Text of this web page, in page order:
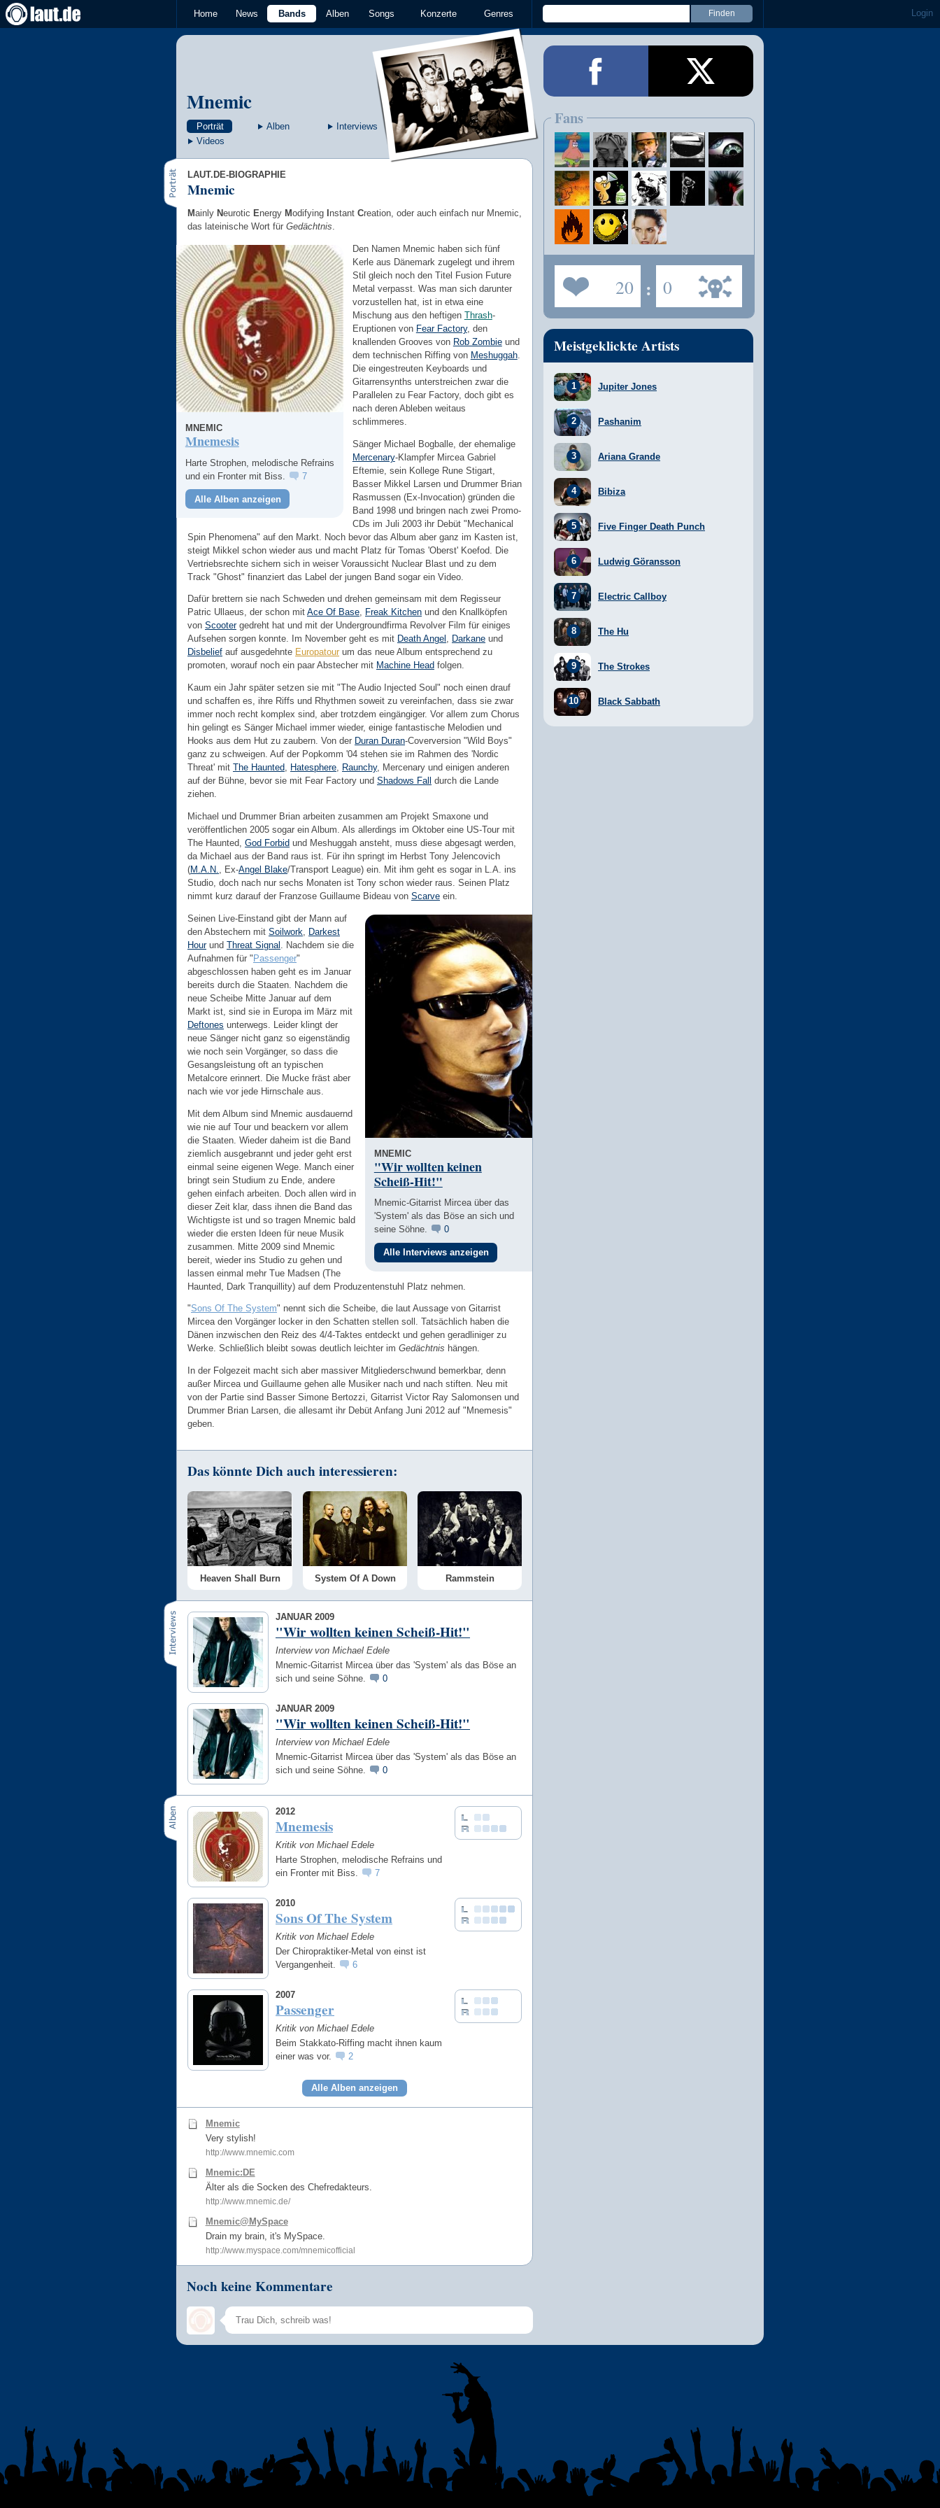
Home News Bands Alben Songs Konzerte Genres Login
Mnemic
Porträt Alben
Interviews
Videos
LAUT.DE-BIOGRAPHIE
Mnemic
Mainly Neurotic Energy Modifying nstant Creation, oder auch einfach nur Mnemic,
das lateinische Wort für Gedächtnis.
MNEMIC
Mnemesis
Harte Strophen, melodische Refrains
und ein Fronter mit Biss.
7
Alle Alben anzeigen
Den Namen Mnemic haben sich fünf
Kerle aus Dänemark zugelegt und ihrem
Stil gleich noch den Titel Fusion Future
Metal verpasst. Was man sich darunter
vorzustellen hat, ist in etwa eine
Mischung aus den heftigen Thrash-
Eruptionen von Fear Factory, den
knallenden Grooves von Rob Zombieund
dem technischen Riffing von Meshuggah.
Die eingestreuten Keyboards und
Gitarrensynths unterstreichen zwar die
Parallelen zu Fear Factory, doch gibt es
nach deren Ableben weitaus
schlimmeres.
Sänger Michael Bogballe, der ehemalige
Mercenary-Klampfer Mircea Gabriel
Eftemie, sein Kollege Rune Stigart,
Basser Mikkel Larsen und Drummer Brian
Rasmussen (Ex-Invocation) gründen die
Band 1998 und bringen nach zwei Promo-
CDs im Juli 2003 ihr Debüt "Mechanical
Spin Phenomena" auf den Markt. Noch bevor das Album aber ganz im Kasten ist,
steigt Mikkel schon wieder aus und macht Platz für Tomas 'Oberst' Koefod. Die
Vertriebsrechte sichern sich in weiser Voraussicht Nuclear Blast und zu dem
Track "Ghost" finanziert das Label der jungen Band sogar ein Video.
Dafür brettern sie nach Schweden und drehen gemeinsam mit dem Regisseur
Patric Ullaeus, der schon mit Ace Of Base, Freak Kitchen und den Knallköpfen
von Scootergedreht hat und mit der Undergroundfirma Revolver Film für einiges
Aufsehen sorgen konnte. Im November geht es mit Death Angel , Darkane und
Disbelief auf ausgedehnte Europatour um das neue Album entsprechend zu
promoten, worauf noch ein paar Abstecher mit Machine Head folgen.
Kaum ein Jahr später setzen sie mit "The Audio Injected Soul" noch einen drauf
und schaffen es, ihre Riffs und Rhythmen soweit zu vereinfachen, dass sie zwar
immer noch recht komplex sind, aber trotzdem eingängiger. Vor allem zum Chorus
hin gelingt es Sänger Michael immer wieder, einige fantastische Melodien und
Hooks aus dem Hut zu zaubern. Von der Duran Duran-Coverversion "Wild Boys"
ganz zu schweigen. Auf der Popkomm '04 stehen sie im Rahmen des 'Nordic
Threat' mit The Haunted, Hatesphere, Raunchy, Mercenary und einigen anderen
auf der Bühne, bevor sie mit Fear Factory und Shadows Fall durch die Lande
ziehen.
Michael und Drummer Brian arbeiten zusammen am Projekt Smaxone und
veröffentlichen 2005 sogar ein Album. Als allerdings im Oktober eine US-Tour mit
The Haunted, God Forbid und Meshuggah ansteht, muss diese abgesagt werden,
da Michael aus der Band raus ist. Für ihn springt im Herbst Tony Jelencovich
(M.A.N. , Ex-Angel Blake/Transport League) ein. Mit ihm geht es sogar in L.A. ins
Studio, doch nach nur sechs Monaten ist Tony schon wieder raus. Seinen Platz
nimmt kurz darauf der Franzose Guillaume Bideau von Scarve ein.
MNEMIC
"Wir wollten keinen
Scheiß-Hit!"
Mnemic-Gitarrist Mircea über das
'System' als das Böse an sich und
seine Söhne.
0
Alle Interviews anzeigen
Seinen Live-Einstand gibt der Mann auf
den Abstechern mit Soilwork
Darkest
Hourund Threat Signal
. Nachdem sie die
Aufnahmen für " Passenger"
abgeschlossen haben geht es im Januar
bereits durch die Staaten. Nachdem die
neue Scheibe Mitte Januar auf dem
Markt ist, sind sie in Europa im März mit
Deftones unterwegs. Leider klingt der
neue Sänger nicht ganz so eigenständig
wie noch sein Vorgänger, so dass die
Gesangsleistung oft an typischen
Metalcore erinnert. Die Mucke fräst aber
nach wie vor jede Hirnschale aus.
Mit dem Album sind Mnemic ausdauernd
wie nie auf Tour und beackern vor allem
die Staaten. Wieder daheim ist die Band
ziemlich ausgebrannt und jeder geht erst
einmal seine eigenen Wege. Manch einer
bringt sein Studium zu Ende, andere
gehen einfach arbeiten. Doch allen wird in
dieser Zeit klar, dass ihnen die Band das
Wichtigste ist und so tragen Mnemic bald
wieder die ersten Ideen für neue Musik
zusammen. Mitte 2009 sind Mnemic
bereit, wieder ins Studio zu gehen und
lassen einmal mehr Tue Madsen (The
Haunted, Dark Tranquillity) auf dem Produzentenstuhl Platz nehmen.
"Sons Of The System" nennt sich die Scheibe, die laut Aussage von Gitarrist
Mircea den Vorgänger locker in den Schatten stellen soll. Tatsächlich haben die
Dänen inzwischen den Reiz des 4/4-Taktes entdeckt und gehen geradliniger zu
Werke. Schließlich bleibt sowas deutlich leichter im Gedächtnis hängen.
In der Folgezeit macht sich aber massiver Mitgliederschwund bemerkbar, denn
außer Mircea und Guillaume gehen alle Musiker nach und nach stiften. Neu mit
von der Partie sind Basser Simone Bertozzi, Gitarrist Victor Ray Salomonsen und
Drummer Brian Larsen, die allesamt ihr Debüt Anfang Juni 2012 auf "Mnemesis"
geben.
Das könnte Dich auch interessieren:
Heaven Shall Burn System Of A Down Rammstein
JANUAR 2009
"Wir wollten keinen Scheiß-Hit!"
Interview von Michael Edele
Mnemic-Gitarrist Mircea über das 'System' als das Böse an
sich und seine Söhne.
0
JANUAR 2009
"Wir wollten keinen Scheiß-Hit!"
Interview von Michael Edele
Mnemic-Gitarrist Mircea über das 'System' als das Böse an
sich und seine Söhne.
0
2012
Mnemesis
Kritik von Michael Edele
Harte Strophen, melodische Refrains und
ein Fronter mit Biss.
7
2010
Sons Of The System
Kritik von Michael Edele
Der Chiropraktiker-Metal von einst ist
Vergangenheit.
6
2007
Passenger
Kritik von Michael Edele
Beim Stakkato-Riffing macht ihnen kaum
einer was vor.
2
Alle Alben anzeigen
Mnemic
Very stylish!
http://www.mnemic.com
Mnemic:DE
Älter als die Socken des Chefredakteurs.
http://www.mnemic.de/
Mnemic@MySpace
Drain my brain, it's MySpace.
http://www.myspace.com/mnemicofficial
Noch keine Kommentare
Speichern
Fans
20 : 0
Meistgeklickte Artists
Jupiter Jones
Pashanim
Ariana Grande
Bibiza
Five Finger Death Punch
Ludwig Göransson
Electric Callboy
The Hu
The Strokes
Black Sabbath